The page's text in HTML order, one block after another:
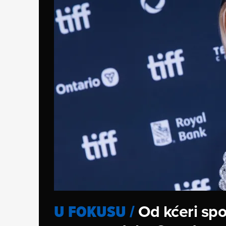
U FOKUSU/Od kćeri